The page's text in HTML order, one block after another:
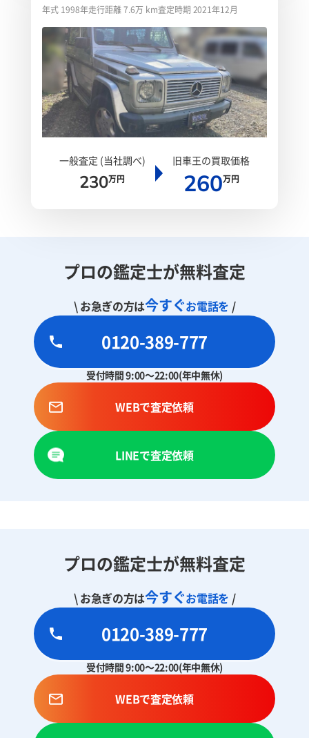
ョート
年式 1998年走行距離 7.6万 km査定時期 2021年12月
一般査定 (当社調べ)
230万円
旧車王の買取価格
260万円
プロの鑑定士が無料査定
\ お急ぎの方は今すぐお電話を /
0120-389-777
受付時間 9:00～22:00(年中無休)
WEBで査定依頼
LINEで査定依頼
プロの鑑定士が無料査定
\ お急ぎの方は今すぐお電話を /
0120-389-777
受付時間 9:00～22:00(年中無休)
WEBで査定依頼